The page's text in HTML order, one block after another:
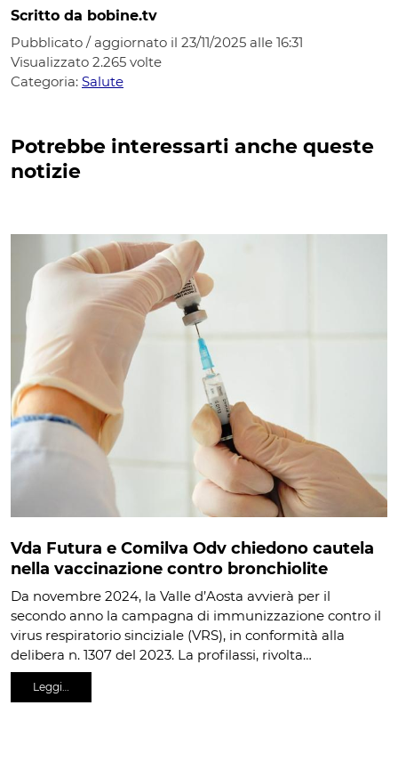
Scritto da bobine.tv
Pubblicato / aggiornato il 23/11/2025 alle 16:31
Visualizzato 2.265 volte
Categoria: Salute
Potrebbe interessarti anche queste
notizie
Vda Futura e Comilva Odv chiedono cautela
nella vaccinazione contro bronchiolite
Da novembre 2024, la Valle d’Aosta avvierà per il
secondo anno la campagna di immunizzazione contro il
virus respiratorio sinciziale (VRS), in conformità alla
delibera n. 1307 del 2023. La profilassi, rivolta…
Leggi…